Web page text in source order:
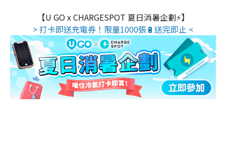
【U GO x CHARGESPOT 夏日消暑企劃⚡】
> 打卡即送充電券！限量1000張🔋送完即止 <